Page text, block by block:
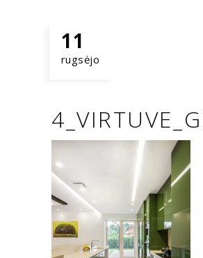
11
rugsėjo